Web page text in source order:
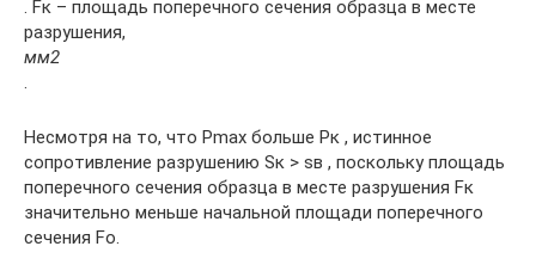
. Fк – площадь поперечного сечения образца в месте
разрушения,
мм2
.
Несмотря на то, что Рmax больше Рк , истинное
сопротивление разрушению Sк > sв , поскольку площадь
поперечного сечения образца в месте разрушения Fк
значительно меньше начальной площади поперечного
сечения Fо.